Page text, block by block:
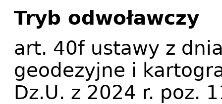
Tryb odwoławczy
art. 40f ustawy z
geodezyjne i
Dz.U. z 2024 r. poz.